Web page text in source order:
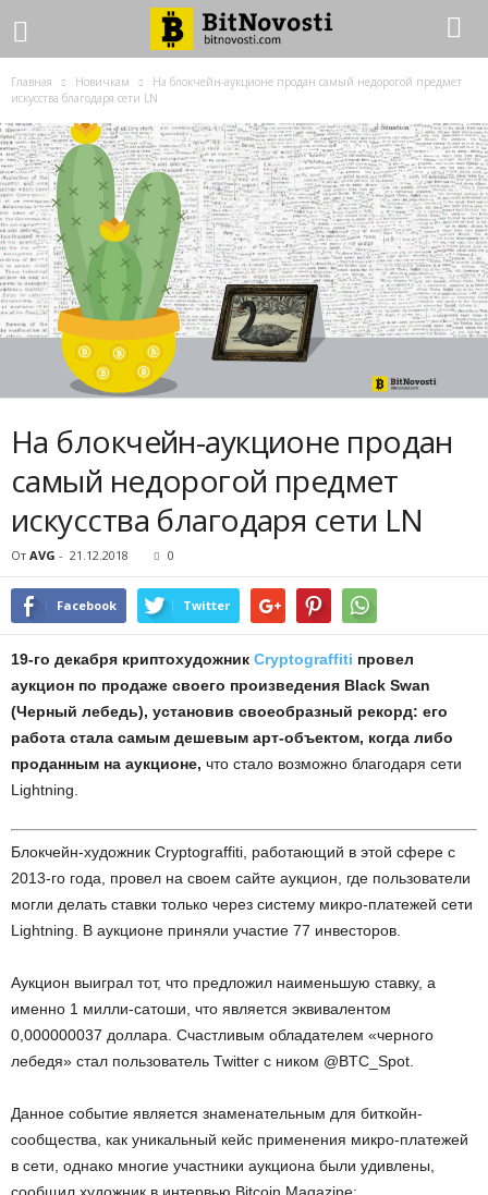
Главная Новичкам
На блокчейн-аукционе продан самый недорогой предмет
искусства благодаря сети LN
На блокчейн-аукционе продан
самый недорогой предмет
искусства благодаря сети LN
От AVG - 21.12.2018 0
Facebook Twitter
19-го декабря криптохудожник Cryptograffiti провел
аукцион по продаже своего произведения Black Swan
(Черный лебедь), установив своеобразный рекорд: его
работа стала самым дешевым арт-объектом, когда либо
проданным на аукционе, что стало возможно благодаря сети
Lightning.
Блокчейн-художник Cryptograffiti, работающий в этой сфере с
2013-го года, провел на своем сайте аукцион, где пользователи
могли делать ставки только через систему микро-платежей сети
Lightning. В аукционе приняли участие 77 инвесторов.
Аукцион выиграл тот, что предложил наименьшую ставку, а
именно 1 милли-сатоши, что является эквивалентом
0,000000037 доллара. Счастливым обладателем «черного
лебедя» стал пользователь Twitter с ником @BTC_Spot.
Данное событие является знаменательным для биткойн-
сообщества, как уникальный кейс применения микро-платежей
в сети, однако многие участники аукциона были удивлены,